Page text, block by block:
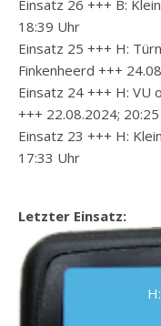
Einsatz 26 +++ B:
18:39 Uhr
Einsatz 25 +++ H:
Finkenheerd +++
Einsatz 24 +++ H: VU
+++ 22.08.2024;
Einsatz 23 +++ H:
17:33 Uhr
Letzter Einsatz: